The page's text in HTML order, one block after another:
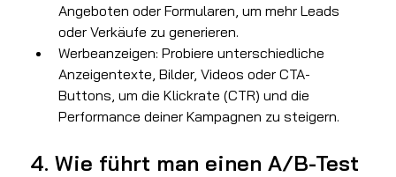
Angeboten oder Formularen, um mehr Leads
oder Verkäufe zu generieren.
Werbeanzeigen: Probiere unterschiedliche
Anzeigentexte, Bilder, Videos oder CTA-
Buttons, um die Klickrate (CTR) und die
Performance deiner Kampagnen zu steigern.
4. Wie führt man einen A/B-Test